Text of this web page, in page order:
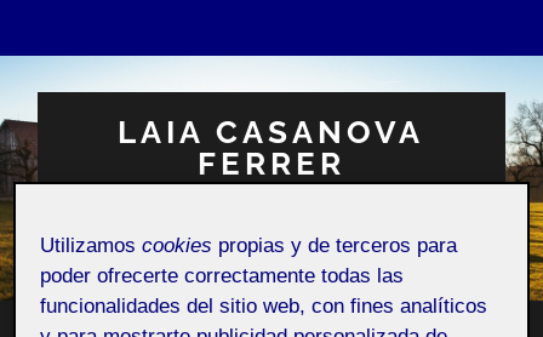
LAIA CASANOVA
FERRER
Utilizamoscookies propias y de terceros para
poder ofrecerte correctamente todas las
funcionalidades del sitio web, con fines analíticos